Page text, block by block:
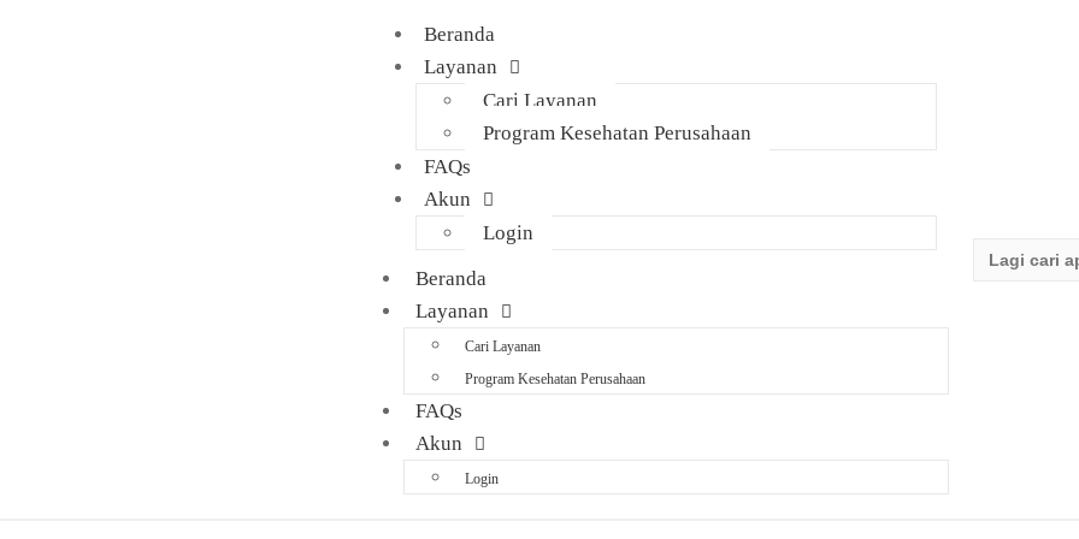
Beranda
Layanan
Cari Layanan
Program Kesehatan Perusahaan
FAQs
Akun
Login
Beranda
Layanan
Cari Layanan
Program Kesehatan Perusahaan
FAQs
Akun
Login
for: